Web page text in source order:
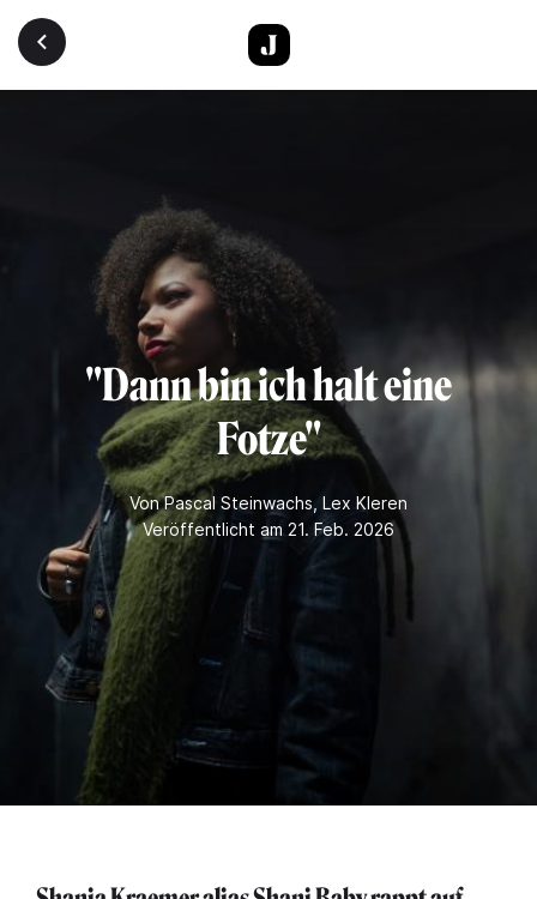
Direkt zum Inhalt
"Dann bin ich halt eine
Fotze"
VonPascal Steinwachs Lex Kleren
Veröffentlicht am 21. Feb. 2026